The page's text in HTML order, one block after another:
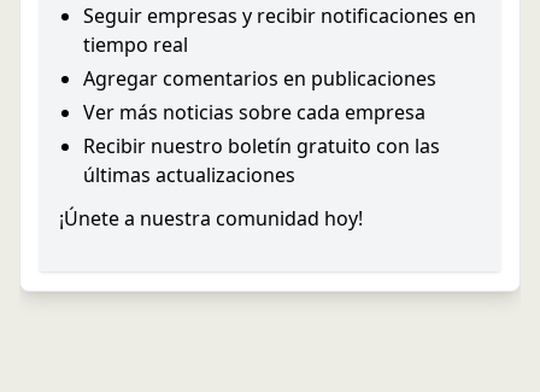
Seguir empresas y recibir notificaciones en
tiempo real
Agregar comentarios en publicaciones
Ver más noticias sobre cada empresa
Recibir nuestro boletín gratuito con las
últimas actualizaciones
¡Únete a nuestra comunidad hoy!